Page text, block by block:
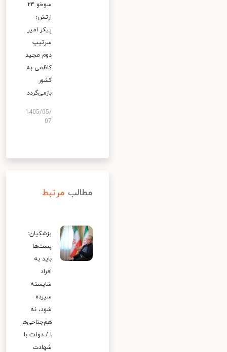
سوخو ۲۴
ارتش؛
پیکر امیر
سرتیپ
دوم مجید
کاظمی به
کشور
بازمی‌گردد
1405/05/
07
مطالب مرتبط
پزشکیان:
پست‌ها
باید به
افراد
شایسته
سپرده
شود، نه
هم‌جناحی‌ه
ا / دولت با
شهادت